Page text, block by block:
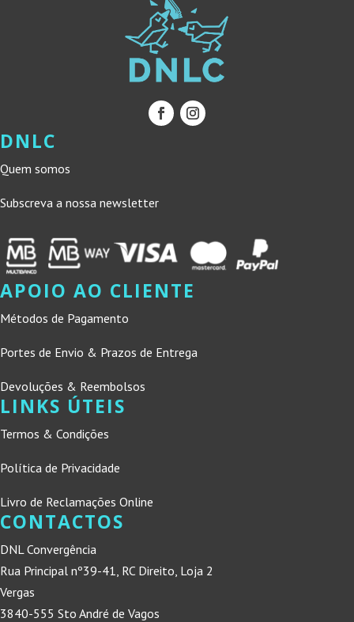
DNLC
Quem somos
Subscreva a nossa newsletter
APOIO AO CLIENTE
Métodos de Pagamento
Portes de Envio & Prazos de Entrega
Devoluções & Reembolsos
LINKS ÚTEIS
Termos & Condições
Política de Privacidade
Livro de Reclamações Online
CONTACTOS
DNL Convergência
Rua Principal nº39-41, RC Direito, Loja 2
Vergas
3840-555 Sto André de Vagos